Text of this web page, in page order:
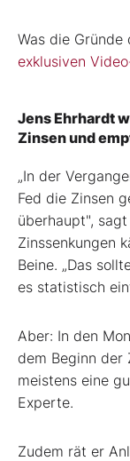
Was die Gründe
exklusiven
Jens Ehrhardt
Zinsen und
„In der
Fed die Zinsen
überhaupt",
Zinssenkungen
Beine. „Das
es statistisch
Aber: In den
dem Beginn der
meistens eine
Experte.
Zudem rät er